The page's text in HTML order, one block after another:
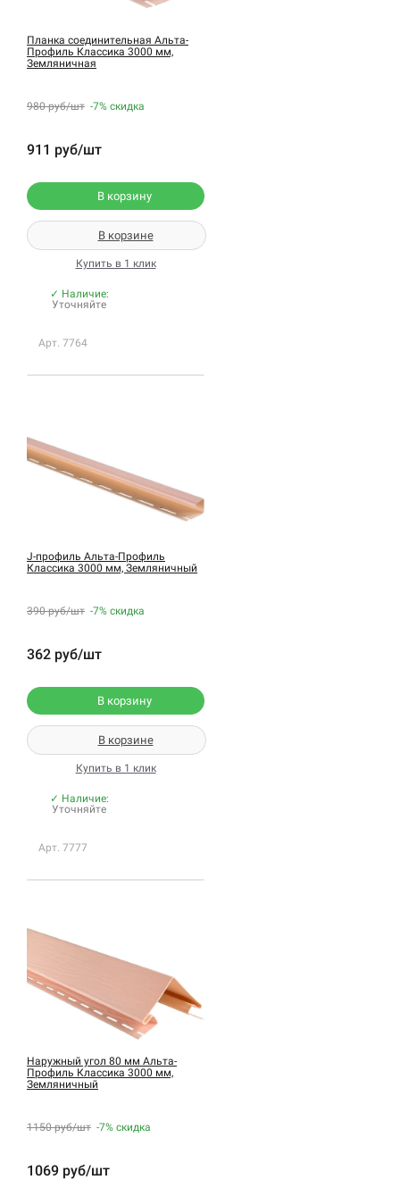
Планка соединительная Альта-
Профиль Классика 3000 мм,
Земляничная
980 руб/шт -7% скидка
911 руб/шт
В корзину
В корзине
Купить в 1 клик
✓ Наличие:
Уточняйте
Арт. 7764
J-профиль Альта-Профиль
Классика 3000 мм, Земляничный
390 руб/шт -7% скидка
362 руб/шт
В корзину
В корзине
Купить в 1 клик
✓ Наличие:
Уточняйте
Арт. 7777
Наружный угол 80 мм Альта-
Профиль Классика 3000 мм,
Земляничный
1150 руб/шт -7% скидка
1069 руб/шт